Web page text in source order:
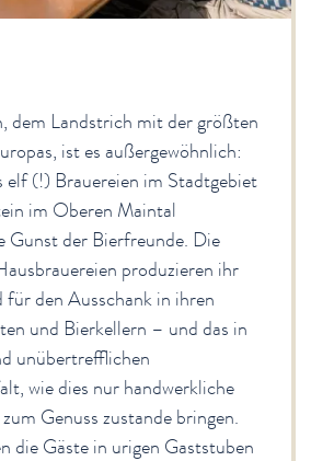
dem Landstrich mit der größten
ist es außergewöhnlich:
elf (!) Brauereien im Stadtgebiet
im Oberen Maintal
Gunst der Bierfreunde. Die
produzieren ihr
für den Ausschank in ihren
und Bierkellern – und das in
unübertrefflichen
wie dies nur handwerkliche
Genuss zustande bringen.
die Gäste in urigen Gaststuben